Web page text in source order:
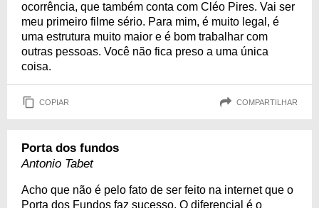
ocorrência, que também conta com Cléo Pires. Vai ser
meu primeiro filme sério. Para mim, é muito legal, é
uma estrutura muito maior e é bom trabalhar com
outras pessoas. Você não fica preso a uma única
coisa.
COPIAR COMPARTILHAR
Porta dos fundos
Antonio Tabet
Acho que não é pelo fato de ser feito na internet que o
Porta dos Fundos faz sucesso. O diferencial é o